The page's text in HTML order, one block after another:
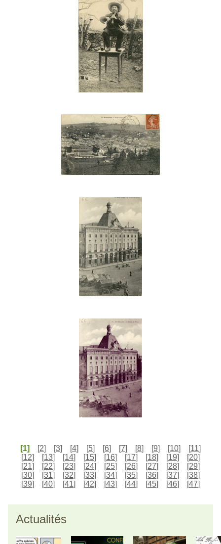
[1] [2] [3] [4] [5] [6] [7] [8] [9] [10] [11]
[12] [13] [14] [15] [16] [17] [18] [19] [20]
[21] [22] [23] [24] [25] [26] [27] [28] [29]
[30] [31] [32] [33] [34] [35] [36] [37] [38]
[39] [40] [41] [42] [43] [44] [45] [46] [47]
Actualités